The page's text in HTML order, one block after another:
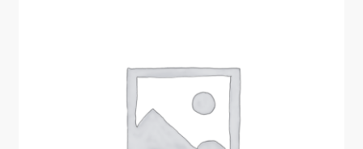
Юридические данные